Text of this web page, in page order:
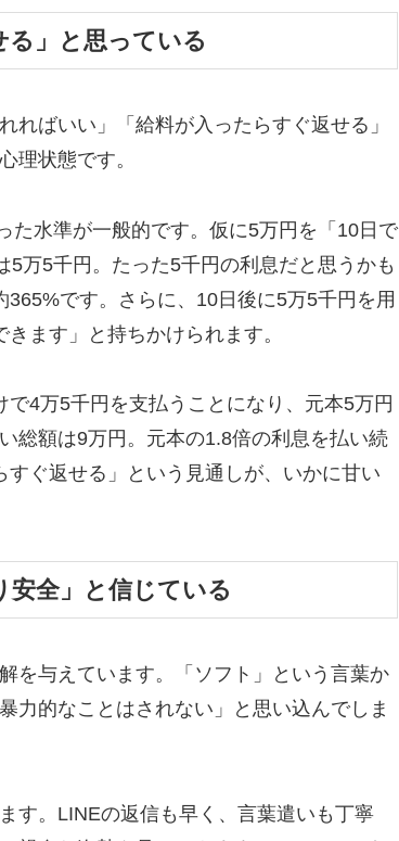
る」と思っている
ればいい」「給料が入ったらすぐ返せる」
理状態です。
た水準が一般的です。仮に5万円を「10日で
万5千円。たった5千円の利息だと思うかも
です。さらに、10日後に5万5千円を用
ます」と持ちかけられます。
4万5千円を支払うことになり、元本5万円
総額は9万円。元本の1.8倍の利息を払い続
ぐ返せる」という見通しが、いかに甘い
安全」と信じている
を与えています。「ソフト」という言葉か
力的なことはされない」と思い込んでしま
す。LINEの返信も早く、言葉遣いも丁寧